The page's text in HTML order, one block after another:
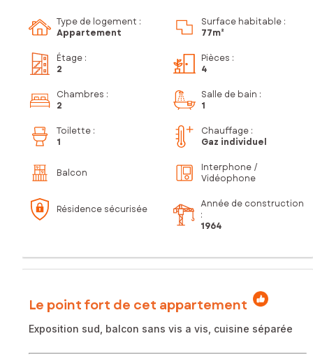
Type de logement :
Appartement
Surface habitable :
77m²
Étage :
2
Pièces :
4
Chambres :
2
Salle de bain :
1
Toilette :
1
Chauffage :
Gaz individuel
Balcon
Interphone /
Vidéophone
Résidence sécurisée
Année de construction
:
1964
Le point fort de cet appartement
Exposition sud, balcon sans vis a vis, cuisine séparée